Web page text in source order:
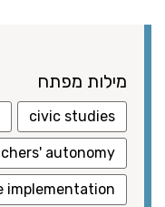
מילות מפתח
civic studies
autonomy
implementation